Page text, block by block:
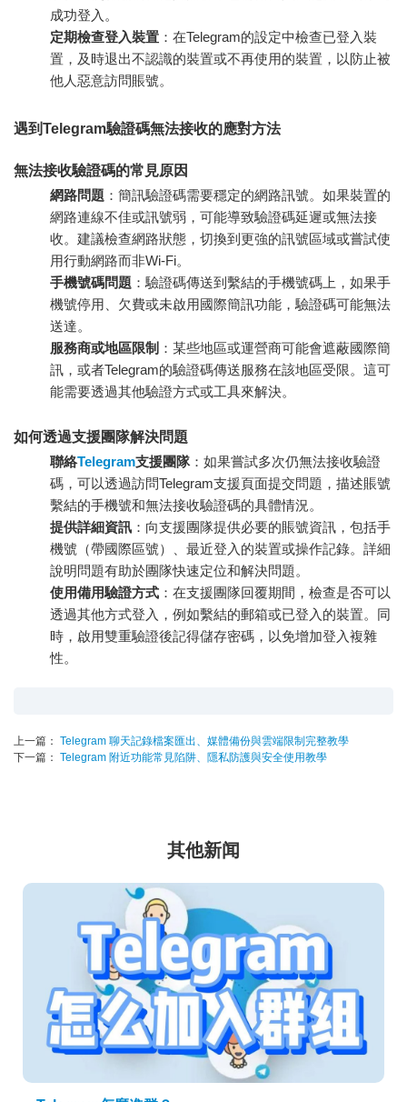
成功登入。
定期檢查登入裝置 ：在Telegram的設定中檢查已登入裝
置，及時退出不認識的裝置或不再使用的裝置，以防止被
他人惡意訪問賬號。
遇到Telegram驗證碼無法接收的應對方法
無法接收驗證碼的常見原因
網路問題 ：簡訊驗證碼需要穩定的網路訊號。如果裝置的
網路連線不佳或訊號弱，可能導致驗證碼延遲或無法接
收。建議檢查網路狀態，切換到更強的訊號區域或嘗試使
用行動網路而非Wi-Fi。
手機號碼問題 ：驗證碼傳送到繫結的手機號碼上，如果手
機號停用、欠費或未啟用國際簡訊功能，驗證碼可能無法
送達。
服務商或地區限制 ：某些地區或運營商可能會遮蔽國際簡
訊，或者Telegram的驗證碼傳送服務在該地區受限。這可
能需要透過其他驗證方式或工具來解決。
如何透過支援團隊解決問題
聯絡Telegram支援團隊：如果嘗試多次仍無法接收驗證
碼，可以透過訪問Telegram支援頁面提交問題，描述賬號
繫結的手機號和無法接收驗證碼的具體情況。
提供詳細資訊 ：向支援團隊提供必要的賬號資訊，包括手
機號（帶國際區號）、最近登入的裝置或操作記錄。詳細
說明問題有助於團隊快速定位和解決問題。
使用備用驗證方式 ：在支援團隊回覆期間，檢查是否可以
透過其他方式登入，例如繫結的郵箱或已登入的裝置。同
時，啟用雙重驗證後記得儲存密碼，以免增加登入複雜
性。
上一篇： Telegram 聊天記錄檔案匯出、媒體備份與雲端限制完整教學
下一篇： Telegram 附近功能常見陷阱、隱私防護與安全使用教學
其他新闻